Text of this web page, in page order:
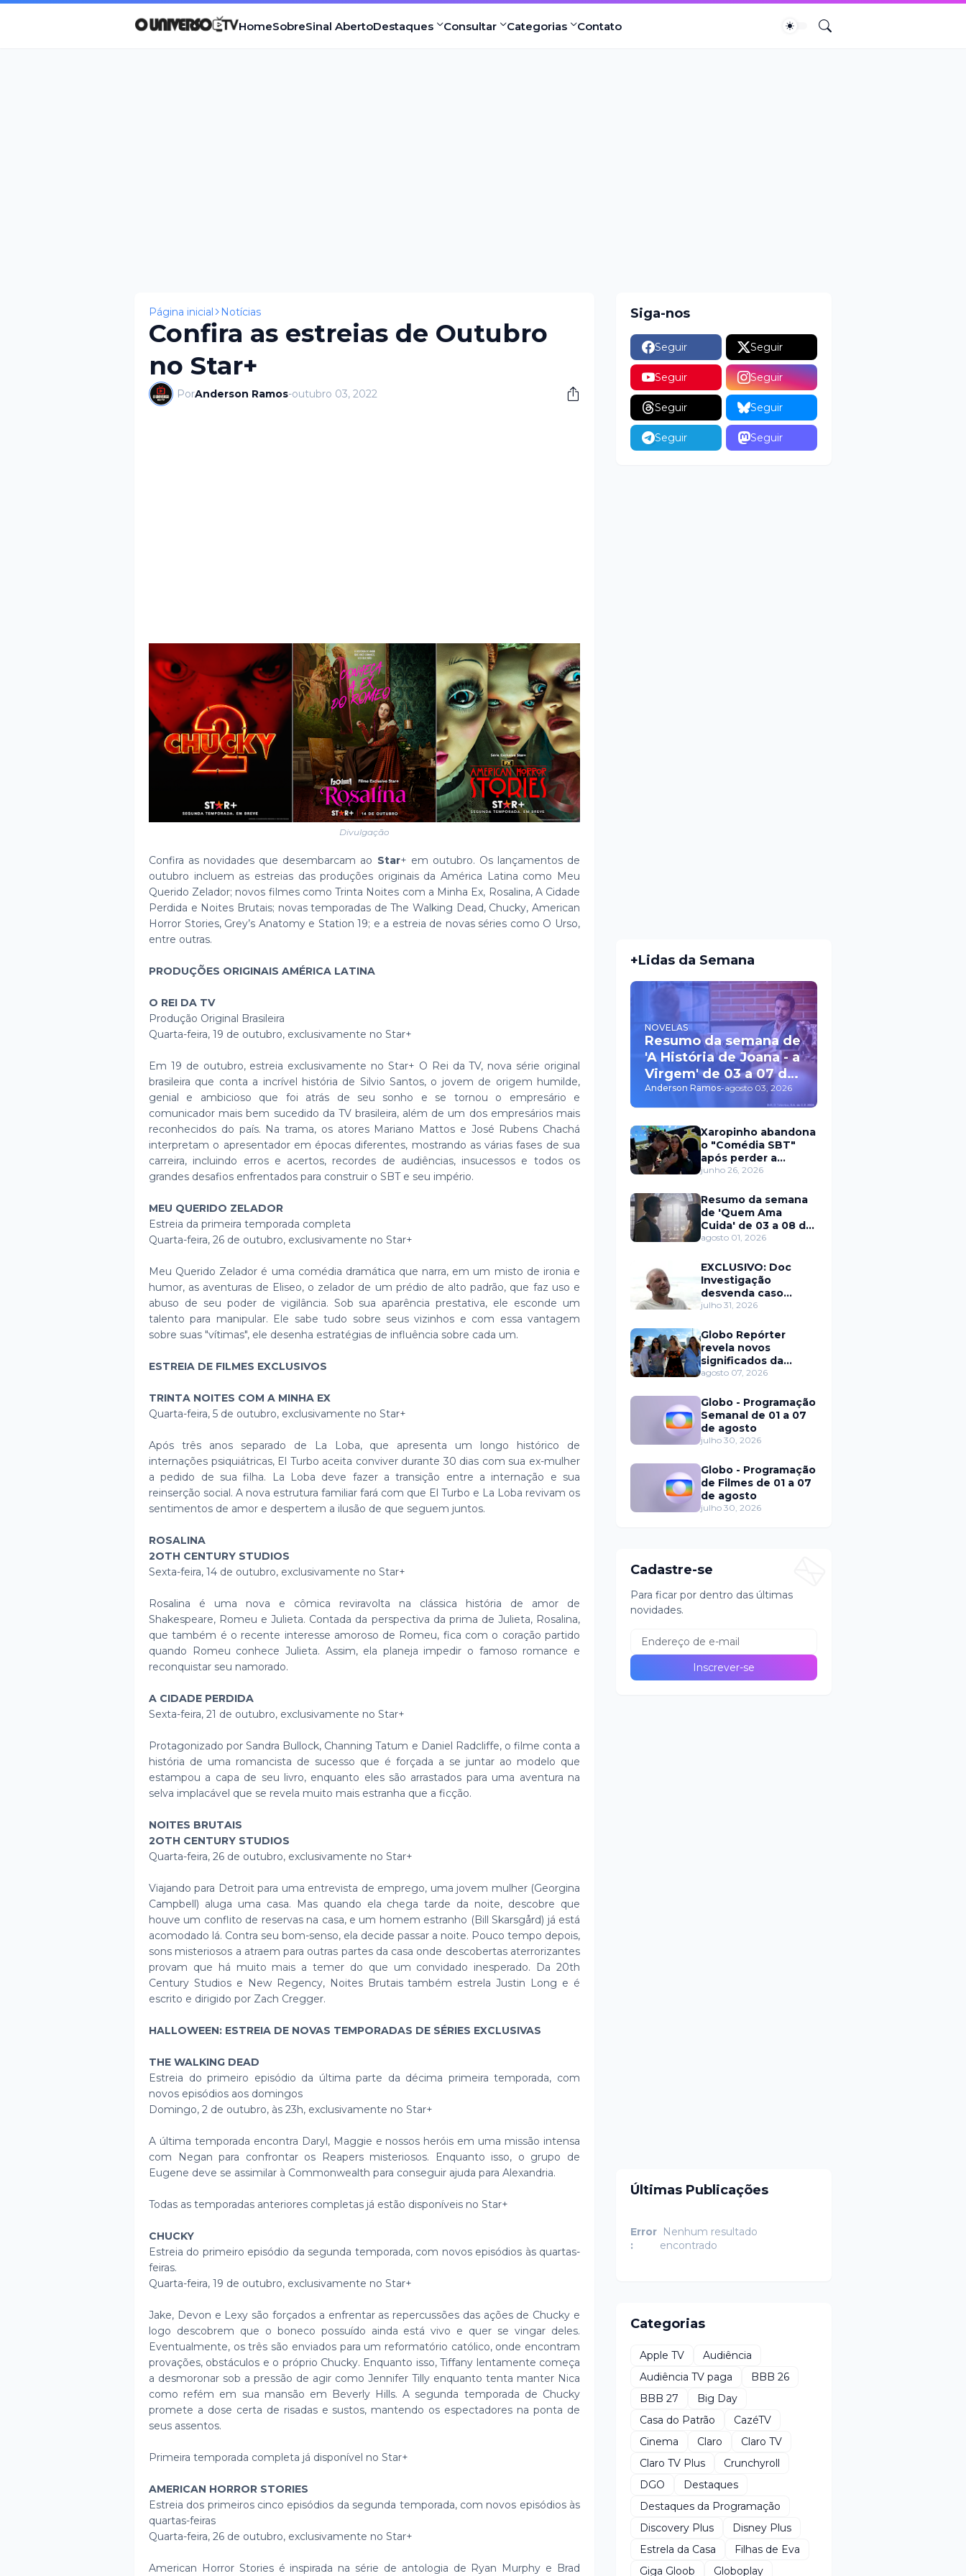
HomeSobreSinal AbertoDestaques Consultar Categorias Contato
Página inicial Notícias
Confira as estreias de Outubro
no Star+
PorAnderson Ramos-outubro 03, 2022
Divulgação
Confira as novidades que desembarcam ao Star+ em outubro. Os lançamentos de
outubro incluem as estreias das produções originais da América Latina como Meu
Querido Zelador; novos filmes como Trinta Noites com a Minha Ex, Rosalina, A Cidade
Perdida e Noites Brutais; novas temporadas de The Walking Dead, Chucky, American
Horror Stories, Grey’s Anatomy e Station 19; e a estreia de novas séries como O Urso,
entre outras.
PRODUÇÕES ORIGINAIS AMÉRICA LATINA
O REI DA TV
Produção Original Brasileira
Quarta-feira, 19 de outubro, exclusivamente no Star+
Em 19 de outubro, estreia exclusivamente no Star+ O Rei da TV, nova série original
brasileira que conta a incrível história de Silvio Santos, o jovem de origem humilde,
genial e ambicioso que foi atrás de seu sonho e se tornou o empresário e
comunicador mais bem sucedido da TV brasileira, além de um dos empresários mais
reconhecidos do país. Na trama, os atores Mariano Mattos e José Rubens Chachá
interpretam o apresentador em épocas diferentes, mostrando as várias fases de sua
carreira, incluindo erros e acertos, recordes de audiências, insucessos e todos os
grandes desafios enfrentados para construir o SBT e seu império.
MEU QUERIDO ZELADOR
Estreia da primeira temporada completa
Quarta-feira, 26 de outubro, exclusivamente no Star+
Meu Querido Zelador é uma comédia dramática que narra, em um misto de ironia e
humor, as aventuras de Eliseo, o zelador de um prédio de alto padrão, que faz uso e
abuso de seu poder de vigilância. Sob sua aparência prestativa, ele esconde um
talento para manipular. Ele sabe tudo sobre seus vizinhos e com essa vantagem
sobre suas "vítimas", ele desenha estratégias de influência sobre cada um.
ESTREIA DE FILMES EXCLUSIVOS
TRINTA NOITES COM A MINHA EX
Quarta-feira, 5 de outubro, exclusivamente no Star+
Após três anos separado de La Loba, que apresenta um longo histórico de
internações psiquiátricas, El Turbo aceita conviver durante 30 dias com sua ex-mulher
a pedido de sua filha. La Loba deve fazer a transição entre a internação e sua
reinserção social. A nova estrutura familiar fará com que El Turbo e La Loba revivam os
sentimentos de amor e despertem a ilusão de que seguem juntos.
ROSALINA
2OTH CENTURY STUDIOS
Sexta-feira, 14 de outubro, exclusivamente no Star+
Rosalina é uma nova e cômica reviravolta na clássica história de amor de
Shakespeare, Romeu e Julieta. Contada da perspectiva da prima de Julieta, Rosalina,
que também é o recente interesse amoroso de Romeu, fica com o coração partido
quando Romeu conhece Julieta. Assim, ela planeja impedir o famoso romance e
reconquistar seu namorado.
A CIDADE PERDIDA
Sexta-feira, 21 de outubro, exclusivamente no Star+
Protagonizado por Sandra Bullock, Channing Tatum e Daniel Radcliffe, o filme conta a
história de uma romancista de sucesso que é forçada a se juntar ao modelo que
estampou a capa de seu livro, enquanto eles são arrastados para uma aventura na
selva implacável que se revela muito mais estranha que a ficção.
NOITES BRUTAIS
2OTH CENTURY STUDIOS
Quarta-feira, 26 de outubro, exclusivamente no Star+
Viajando para Detroit para uma entrevista de emprego, uma jovem mulher (Georgina
Campbell) aluga uma casa. Mas quando ela chega tarde da noite, descobre que
houve um conflito de reservas na casa, e um homem estranho (Bill Skarsgård) já está
acomodado lá. Contra seu bom-senso, ela decide passar a noite. Pouco tempo depois,
sons misteriosos a atraem para outras partes da casa onde descobertas aterrorizantes
provam que há muito mais a temer do que um convidado inesperado. Da 20th
Century Studios e New Regency, Noites Brutais também estrela Justin Long e é
escrito e dirigido por Zach Cregger.
HALLOWEEN: ESTREIA DE NOVAS TEMPORADAS DE SÉRIES EXCLUSIVAS
THE WALKING DEAD
Estreia do primeiro episódio da última parte da décima primeira temporada, com
novos episódios aos domingos
Domingo, 2 de outubro, às 23h, exclusivamente no Star+
A última temporada encontra Daryl, Maggie e nossos heróis em uma missão intensa
com Negan para confrontar os Reapers misteriosos. Enquanto isso, o grupo de
Eugene deve se assimilar à Commonwealth para conseguir ajuda para Alexandria.
Todas as temporadas anteriores completas já estão disponíveis no Star+
CHUCKY
Estreia do primeiro episódio da segunda temporada, com novos episódios às quartas-
feiras.
Quarta-feira, 19 de outubro, exclusivamente no Star+
Jake, Devon e Lexy são forçados a enfrentar as repercussões das ações de Chucky e
logo descobrem que o boneco possuído ainda está vivo e quer se vingar deles.
Eventualmente, os três são enviados para um reformatório católico, onde encontram
provações, obstáculos e o próprio Chucky. Enquanto isso, Tiffany lentamente começa
a desmoronar sob a pressão de agir como Jennifer Tilly enquanto tenta manter Nica
como refém em sua mansão em Beverly Hills. A segunda temporada de Chucky
promete a dose certa de risadas e sustos, mantendo os espectadores na ponta de
seus assentos.
Primeira temporada completa já disponível no Star+
AMERICAN HORROR STORIES
Estreia dos primeiros cinco episódios da segunda temporada, com novos episódios às
quartas-feiras
Quarta-feira, 26 de outubro, exclusivamente no Star+
American Horror Stories é inspirada na série de antologia de Ryan Murphy e Brad
Siga-nos
Seguir Seguir
Seguir Seguir
Seguir Seguir
Seguir Seguir
+Lidas da Semana
NOVELAS
Resumo da semana de
'A História de Joana - a
Virgem' de 03 a 07 de
agosto
Anderson Ramos-agosto 03, 2026
Xaropinho abandona
o "Comédia SBT"
após perder a
paciência com Sarro
junho 26, 2026
Resumo da semana
de 'Quem Ama
Cuida' de 03 a 08 de
agosto
agosto 01, 2026
EXCLUSIVO: Doc
Investigação
desvenda caso
Eduardo Martins e
trás de fraude
internacional
julho 31, 2026
Globo Repórter
revela novos
significados da
solteirice no Brasil e
nos relacionamentos
agosto 07, 2026
Globo - Programação
Semanal de 01 a 07
de agosto
julho 30, 2026
Globo - Programação
de Filmes de 01 a 07
de agosto
julho 30, 2026
Cadastre-se
Para ficar por dentro das últimas
novidades.
Últimas Publicações
Error
:
Nenhum resultado
encontrado
Categorias
Apple TV
Audiência
Audiência TV paga
BBB 26
BBB 27
Big Day
Casa do Patrão
CazéTV
Cinema
Claro
Claro TV
Claro TV Plus
Crunchyroll
DGO
Destaques
Destaques da Programação
Discovery Plus
Disney Plus
Estrela da Casa
Filhas de Eva
Giga Gloob
Globoplay